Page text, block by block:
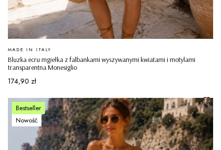
Bluzka ecru mgiełka z falbankami wyszywanymi kwiatami i motylami
transparentna Monesiglio
PRODUCENT
MADE IN ITALY
Cena
174,90 zł
Bestseller
Nowość